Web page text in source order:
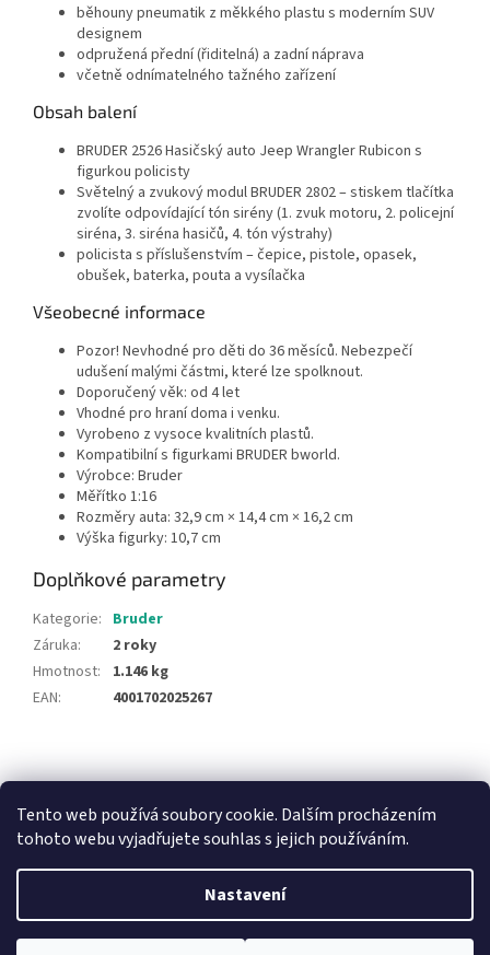
Tento web používá soubory cookie. Dalším procházením
tohoto webu vyjadřujete souhlas s jejich používáním.
Nastavení
běhouny pneumatik z měkkého plastu s moderním SUV
designem
odpružená přední (řiditelná) a zadní náprava
včetně odnímatelného tažného zařízení
Obsah balení
BRUDER 2526 Hasičský auto Jeep Wrangler Rubicon s
figurkou policisty
Světelný a zvukový modul BRUDER 2802 – stiskem tlačítka
zvolíte odpovídající tón sirény (1. zvuk motoru, 2. policejní
siréna, 3. siréna hasičů, 4. tón výstrahy)
policista s příslušenstvím – čepice, pistole, opasek,
obušek, baterka, pouta a vysílačka
Všeobecné informace
Pozor! Nevhodné pro děti do 36 měsíců. Nebezpečí
udušení malými částmi, které lze spolknout.
Doporučený věk: od 4 let
Vhodné pro hraní doma i venku.
Vyrobeno z vysoce kvalitních plastů.
Kompatibilní s figurkami BRUDER bworld.
Výrobce: Bruder
Měřítko 1:16
Rozměry auta: 32,9 cm × 14,4 cm × 16,2 cm
Výška figurky: 10,7 cm
Doplňkové parametry
Kategorie: Bruder
Záruka:
2 roky
Hmotnost:
1.146 kg
EAN: 4001702025267
á
Vytvořil Shoptet